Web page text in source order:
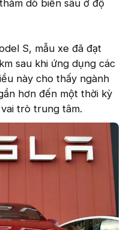
dò biển sâu ở độ
S, mẫu xe đã đạt
sau khi ứng dụng các
này cho thấy ngành
hơn đến một thời kỳ
trò trung tâm.